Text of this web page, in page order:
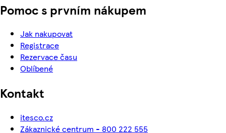
Pomoc s prvním nákupem
Jak nakupovat
Registrace
Rezervace času
Oblíbené
Kontakt
itesco.cz
Zákaznické centrum - 800 222 555